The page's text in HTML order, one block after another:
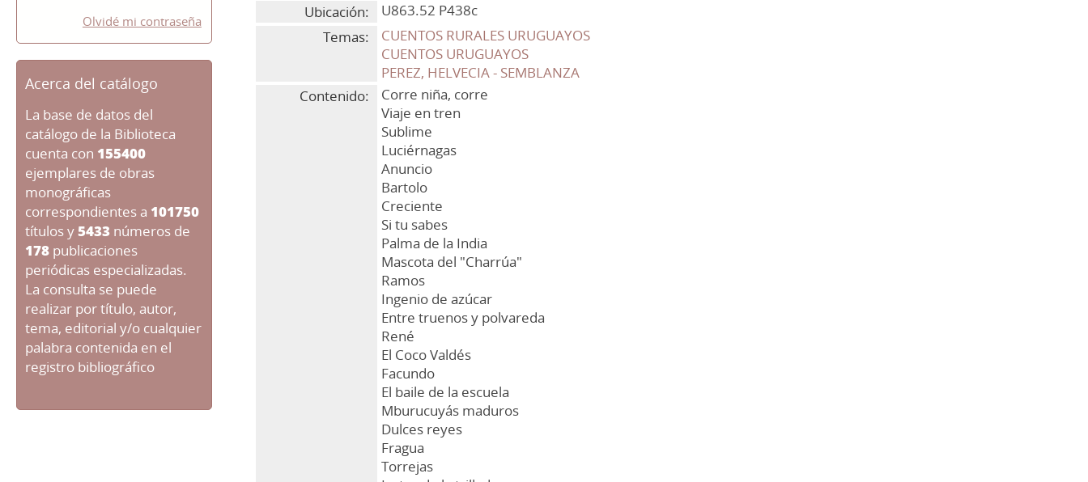
Ubicación:
U863.52 P438c
Temas:
CUENTOS RURALES URUGUAYOS
CUENTOS URUGUAYOS
PEREZ, HELVECIA - SEMBLANZA
Contenido:
Corre niña, corre
Viaje en tren
Sublime
Luciérnagas
Anuncio
Bartolo
Creciente
Si tu sabes
Palma de la India
Mascota del "Charrúa"
Ramos
Ingenio de azúcar
Entre truenos y polvareda
René
El Coco Valdés
Facundo
El baile de la escuela
Mburucuyás maduros
Dulces reyes
Fragua
Torrejas
Olvidé mi contraseña
Acerca del catálogo
La base de datos del
catálogo de la Biblioteca
cuenta con 155400
ejemplares de obras
monográficas
correspondientes a 101750
títulos y5433 números de
178 publicaciones
periódicas especializadas.
La consulta se puede
realizar por título, autor,
tema, editorial y/o cualquier
palabra contenida en el
registro bibliográfico